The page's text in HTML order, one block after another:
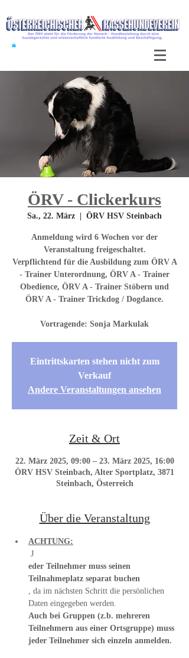
ÖRV - Clickerkurs
Sa., 22. März ÖRV HSV Steinbach
Anmeldung wird 6 Wochen vor der
Veranstaltung freigeschaltet.
Verpflichtend für die Ausbildung zum ÖRV A
- Trainer Unterordnung, ÖRV A - Trainer
Obedience, ÖRV A - Trainer Stöbern und
ÖRV A - Trainer Trickdog / Dogdance.
Vortragende: Sonja Markulak
Eintrittskarten stehen nicht zum
Verkauf
Andere Veranstaltungen ansehen
Zeit & Ort
22. März 2025, 09:00 – 23. März 2025, 16:00
ÖRV HSV Steinbach, Alter Sportplatz, 3871
Steinbach, Österreich
Über die Veranstaltung
ACHTUNG:
J
eder Teilnehmer muss seinen
Teilnahmeplatz separat buchen
, da im nächsten Schritt die persönlichen
Daten eingegeben werden.
Auch bei Gruppen (z.b. mehreren
Teilnehmern aus einer Ortsgruppe) muss
jeder Teilnehmer sich einzeln anmelden.